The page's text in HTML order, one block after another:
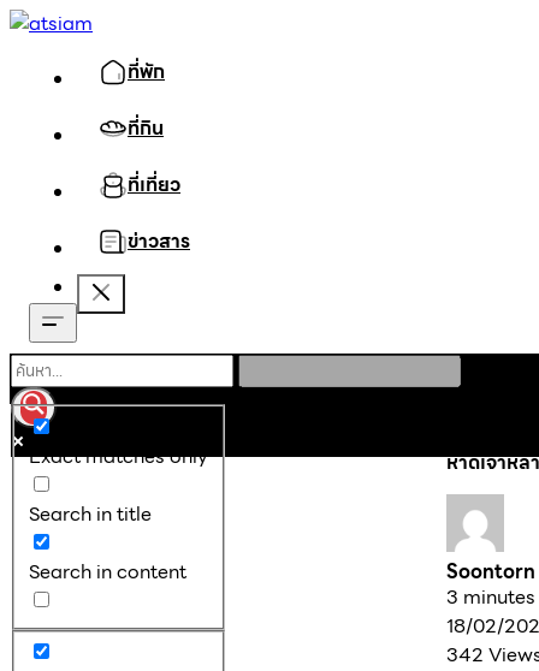
ที่พัก
ที่กิน
ที่เที่ยว
ข่าวสาร
Exact matches only
Search in title
Search in content
หาดเจ้าหล
Soontorn
3 minutes
18/02/
342